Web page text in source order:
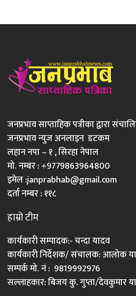
जनप्रभाव साप्ताहिक पत्रीका द्वारा
जनप्रभाव न्युज अनलाइन डटकम
लहान नपा – १ , सिरहा नेपाल
मो. नम्बर : +9779863964800
इमेल :janprabhab@gmail.com
दर्ता नम्बर : ११८
हाम्रो टीम
कार्यकारी सम्पादक:- चन्दा यादव
कार्यकारी निर्देशक/ संचालक: आलोक
सम्पर्क मो. नं : 9819992976
सल्लाहकार: बिजय कु. गुप्ता/देवकुमार